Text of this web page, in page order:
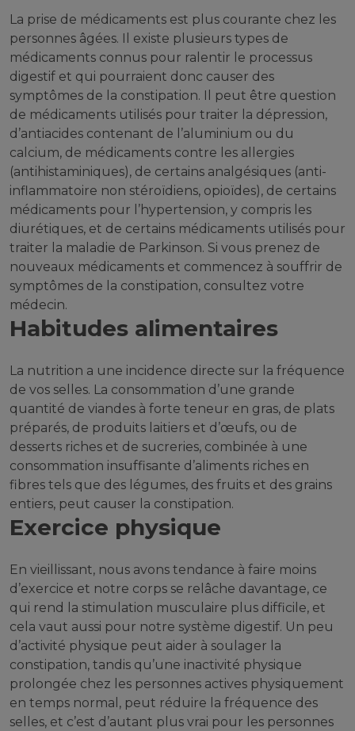
La prise de médicaments est plus courante chez les
personnes âgées. Il existe plusieurs types de
médicaments connus pour ralentir le processus
digestif et qui pourraient donc causer des
symptômes de la constipation. Il peut être question
de médicaments utilisés pour traiter la dépression,
d’antiacides contenant de l’aluminium ou du
calcium, de médicaments contre les allergies
(antihistaminiques), de certains analgésiques (anti-
inflammatoire non stéroïdiens, opioïdes), de certains
médicaments pour l’hypertension, y compris les
diurétiques, et de certains médicaments utilisés pour
traiter la maladie de Parkinson. Si vous prenez de
nouveaux médicaments et commencez à souffrir de
symptômes de la constipation, consultez votre
médecin.
Habitudes alimentaires
La nutrition a une incidence directe sur la fréquence
de vos selles. La consommation d’une grande
quantité de viandes à forte teneur en gras, de plats
préparés, de produits laitiers et d’œufs, ou de
desserts riches et de sucreries, combinée à une
consommation insuffisante d’aliments riches en
fibres tels que des légumes, des fruits et des grains
entiers, peut causer la constipation.
Exercice physique
En vieillissant, nous avons tendance à faire moins
d’exercice et notre corps se relâche davantage, ce
qui rend la stimulation musculaire plus difficile, et
cela vaut aussi pour notre système digestif. Un peu
d’activité physique peut aider à soulager la
constipation, tandis qu’une inactivité physique
prolongée chez les personnes actives physiquement
en temps normal, peut réduire la fréquence des
selles, et c’est d’autant plus vrai pour les personnes